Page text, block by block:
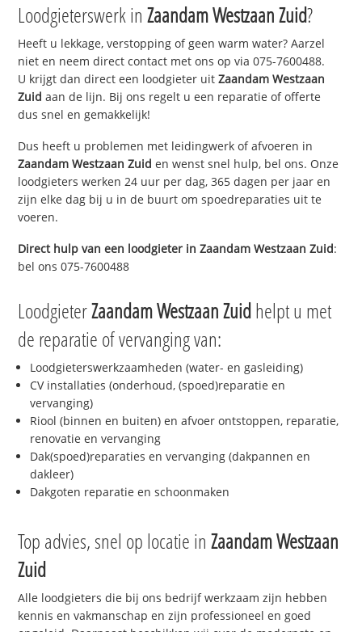
Loodgieterswerk inZaandam Westzaan Zuid?
Heeft u lekkage, verstopping of geen warm water? Aarzel
niet en neem direct contact met ons op via 075-7600488.
U krijgt dan direct een loodgieter uitZaandam Westzaan
Zuid aan de lijn. Bij ons regelt u een reparatie of offerte
dus snel en gemakkelijk!
Dus heeft u problemen met leidingwerk of afvoeren in
Zaandam Westzaan Zuid en wenst snel hulp, bel ons. Onze
loodgieters werken 24 uur per dag, 365 dagen per jaar en
zijn elke dag bij u in de buurt om spoedreparaties uit te
voeren.
Direct hulp van een loodgieter inZaandam Westzaan Zuid:
bel ons 075-7600488
LoodgieterZaandam Westzaan Zuidhelpt u met
de reparatie of vervanging van:
Loodgieterswerkzaamheden (water- en gasleiding)
CV installaties (onderhoud, (spoed)reparatie en
vervanging)
Riool (binnen en buiten) en afvoer ontstoppen, reparatie,
renovatie en vervanging
Dak(spoed)reparaties en vervanging (dakpannen en
dakleer)
Dakgoten reparatie en schoonmaken
Top advies, snel op locatie inZaandam Westzaan
Zuid
Alle loodgieters die bij ons bedrijf werkzaam zijn hebben
kennis en vakmanschap en zijn professioneel en goed